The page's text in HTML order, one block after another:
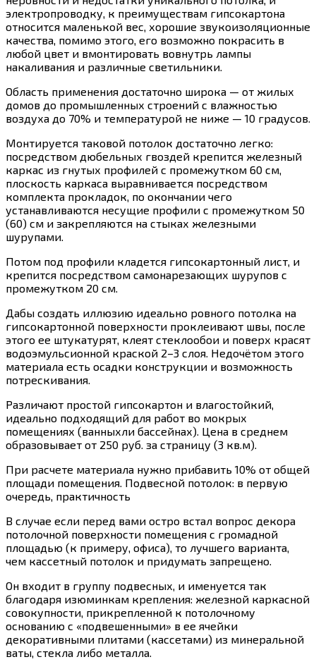
электропроводку, к преимуществам гипсокартона
относится маленькой вес, хорошие звукоизоляционные
качества, помимо этого, его возможно покрасить в
любой цвет и вмонтировать вовнутрь лампы
накаливания и различные светильники.
Область применения достаточно широка — от жилых
домов до промышленных строений с влажностью
воздуха до 70% и температурой не ниже — 10 градусов.
Монтируется таковой потолок достаточно легко:
посредством дюбельных гвоздей крепится железный
каркас из гнутых профилей с промежутком 60 см,
плоскость каркаса выравнивается посредством
комплекта прокладок, по окончании чего
устанавливаются несущие профили с промежутком 50
(60) см и закрепляются на стыках железными
шурупами.
Потом под профили кладется гипсокартонный лист, и
крепится посредством самонарезающих шурупов с
промежутком 20 см.
Дабы создать иллюзию идеально ровного потолка на
гипсокартонной поверхности проклеивают швы, после
этого ее штукатурят, клеят стеклообои и поверх красят
водоэмульсионной краской 2–3 слоя. Недочётом этого
материала есть осадки конструкции и возможность
потрескивания.
Различают простой гипсокартон и влагостойкий,
идеально подходящий для работ во мокрых
помещениях (ванныхли бассейнах). Цена в среднем
образовывает от 250 руб. за страницу (3 кв.м).
При расчете материала нужно прибавить 10% от общей
площади помещения. Подвесной потолок: в первую
очередь, практичность
В случае если перед вами остро встал вопрос декора
потолочной поверхности помещения с громадной
площадью (к примеру, офиса), то лучшего варианта,
чем кассетный потолок и придумать запрещено.
Он входит в группу подвесных, и именуется так
благодаря изюминкам крепления: железной каркасной
совокупности, прикрепленной к потолочному
основанию с «подвешенными» в ее ячейки
декоративными плитами (кассетами) из минеральной
ваты, стекла либо металла.